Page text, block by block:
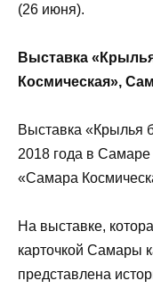
(26 июня).
Выставка
Космическая»,
Выставка «Крылья
2018 года в
«Самара
На выставке,
карточкой Самары
представлена